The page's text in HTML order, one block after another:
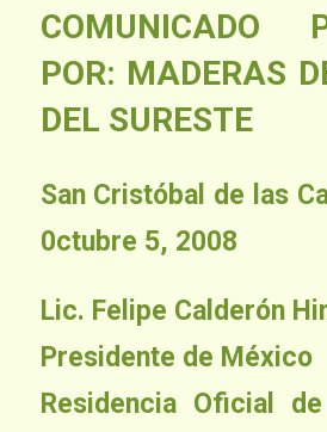
COMUNICADO
POR: MADERAS
DEL SURESTE
San Cristóbal de las
0ctubre 5, 2008
Lic. Felipe Calderón
Presidente de México
Residencia Oficial